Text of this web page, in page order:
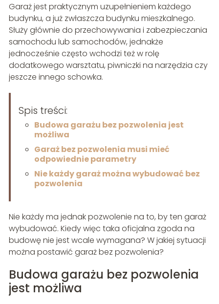
Garaż jest praktycznym uzupełnieniem każdego
budynku, a już zwłaszcza budynku mieszkalnego.
Służy głównie do przechowywania i zabezpieczania
samochodu lub samochodów, jednakże
jednocześnie często wchodzi też w rolę
dodatkowego warsztatu, piwniczki na narzędzia czy
jeszcze innego schowka.
Spis treści:
Budowa garażu bez pozwolenia jest
możliwa
Garaż bez pozwolenia musi mieć
odpowiednie parametry
Nie każdy garaż można wybudować bez
pozwolenia
Nie każdy ma jednak pozwolenie na to, by ten garaż
wybudować. Kiedy więc taka oficjalna zgoda na
budowę nie jest wcale wymagana? W jakiej sytuacji
można postawić garaż bez pozwolenia?
Budowa garażu bez pozwolenia
jest możliwa